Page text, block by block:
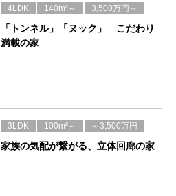
4LDK 140m²～ 3,500万円～
「トンネル」「ヌック」 こだわり
満載の家
3LDK 100m²～ ～3,500万円
家族の気配が繋がる、立体回廊の家